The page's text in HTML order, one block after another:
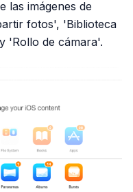
las imágenes de
fotos', 'Biblioteca
'Rollo de cámara'.